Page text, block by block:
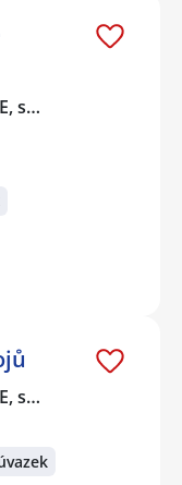
s…
s…